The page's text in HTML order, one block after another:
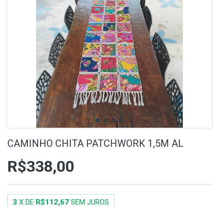
CAMINHO CHITA PATCHWORK 1,5M AL
R$338,00
3 X DE R$112,67 SEM JUROS